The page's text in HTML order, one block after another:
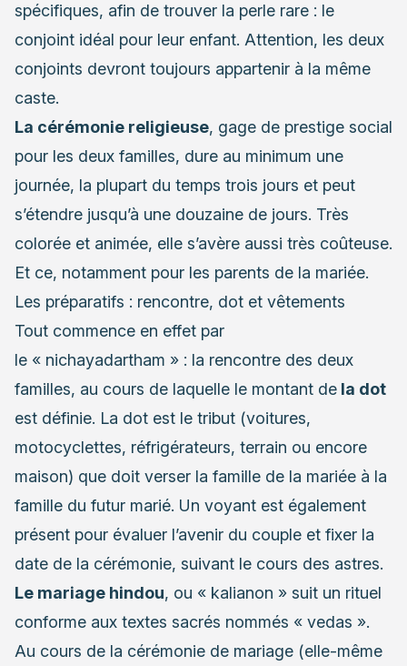
spécifiques, afin de trouver la perle rare : le
conjoint idéal pour leur enfant. Attention, les deux
conjoints devront toujours appartenir à la même
caste.
La cérémonie religieuse, gage de prestige social
pour les deux familles, dure au minimum une
journée, la plupart du temps trois jours et peut
s’étendre jusqu’à une douzaine de jours. Très
colorée et animée, elle s’avère aussi très coûteuse.
Et ce, notamment pour les parents de la mariée.
Les préparatifs : rencontre, dot et vêtements
Tout commence en effet par
le « nichayadartham » : la rencontre des deux
familles, au cours de laquelle le montant de la dot
est définie. La dot est le tribut (voitures,
motocyclettes, réfrigérateurs, terrain ou encore
maison) que doit verser la famille de la mariée à la
famille du futur marié. Un voyant est également
présent pour évaluer l’avenir du couple et fixer la
date de la cérémonie, suivant le cours des astres.
Le mariage hindou, ou « kalianon » suit un rituel
conforme aux textes sacrés nommés « vedas ».
Au cours de la cérémonie de mariage (elle-même